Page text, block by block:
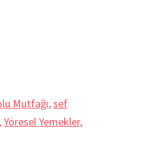
Mutfağı,sef
,Yöresel Yemekler,